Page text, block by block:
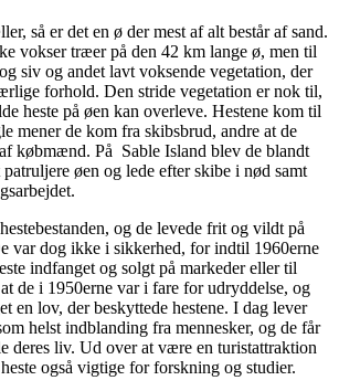
så er det en ø der mest af alt består af sand.
vokser træer på den 42 km lange ø, men til
siv og andet lavt voksende vegetation, der
forhold. Den stride vegetation er nok til,
heste på øen kan overleve. Hestene kom til
mener de kom fra skibsbrud, andre at de
købmænd. På Sable Island blev de blandt
øen og lede efter skibe i nød samt
og de levede frit og vildt på
var dog ikke i sikkerhed, for indtil 1960erne
indfanget og solgt på markeder eller til
de i 1950erne var i fare for udryddelse, og
en lov, der beskyttede hestene. I dag lever
helst indblanding fra mennesker, og de får
deres liv. Ud over at være en turistattraktion
også vigtige for forskning og studier.